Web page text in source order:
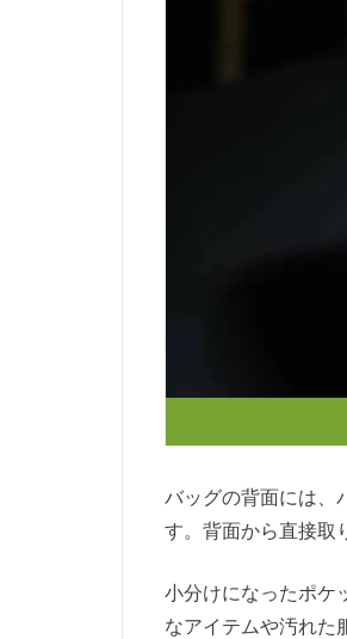
バッグの背面には、
す。背面から直接取
小分けになったポケ
なアイテムや汚れた